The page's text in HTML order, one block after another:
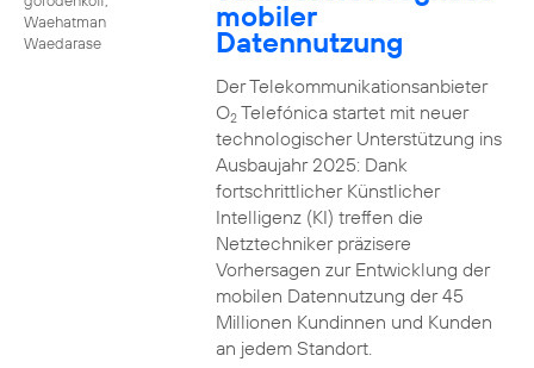
Waehatman
Waedarase
mobiler
Datennutzung
Der Telekommunikationsanbieter
O2Telefónica startet mit neuer
technologischer Unterstützung ins
Ausbaujahr 2025: Dank
fortschrittlicher Künstlicher
Intelligenz (KI) treffen die
Netztechniker präzisere
Vorhersagen zur Entwicklung der
mobilen Datennutzung der 45
Millionen Kundinnen und Kunden
an jedem Standort.